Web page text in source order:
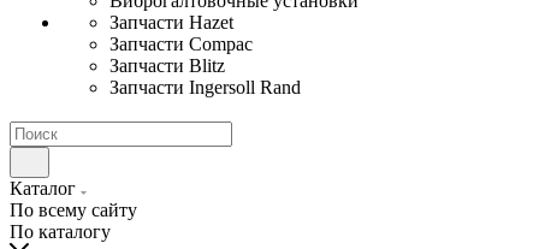
Запчасти Hazet
Запчасти Compac
Запчасти Blitz
Запчасти Ingersoll Rand
Каталог
По всему сайту
По каталогу